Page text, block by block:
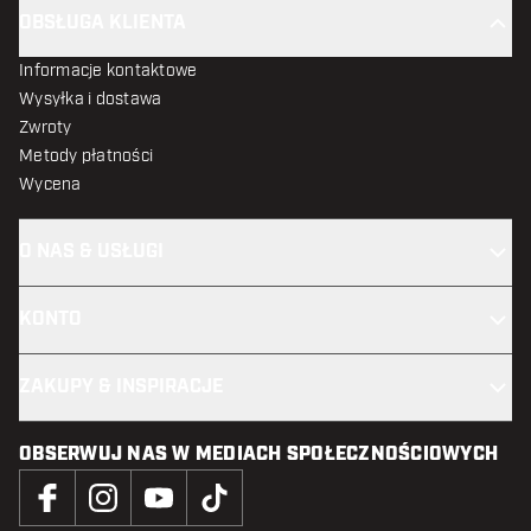
Informacje kontaktowe
Wysyłka i dostawa
Zwroty
Metody płatności
Wycena
OBSERWUJ NAS W MEDIACH SPOŁECZNOŚCIOWYCH